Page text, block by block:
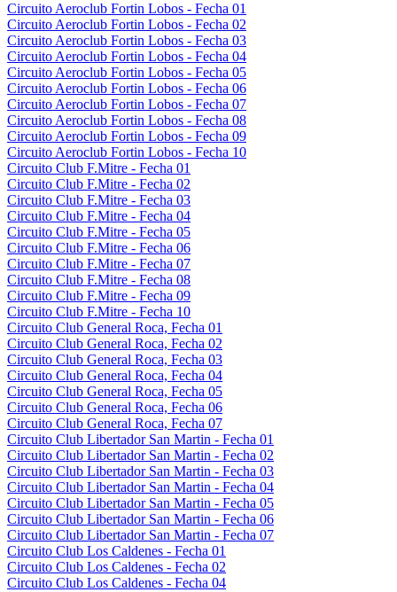
Circuito Aeroclub Fortin Lobos - Fecha 01
Circuito Aeroclub Fortin Lobos - Fecha 02
Circuito Aeroclub Fortin Lobos - Fecha 03
Circuito Aeroclub Fortin Lobos - Fecha 04
Circuito Aeroclub Fortin Lobos - Fecha 05
Circuito Aeroclub Fortin Lobos - Fecha 06
Circuito Aeroclub Fortin Lobos - Fecha 07
Circuito Aeroclub Fortin Lobos - Fecha 08
Circuito Aeroclub Fortin Lobos - Fecha 09
Circuito Aeroclub Fortin Lobos - Fecha 10
Circuito Club F.Mitre - Fecha 01
Circuito Club F.Mitre - Fecha 02
Circuito Club F.Mitre - Fecha 03
Circuito Club F.Mitre - Fecha 04
Circuito Club F.Mitre - Fecha 05
Circuito Club F.Mitre - Fecha 06
Circuito Club F.Mitre - Fecha 07
Circuito Club F.Mitre - Fecha 08
Circuito Club F.Mitre - Fecha 09
Circuito Club F.Mitre - Fecha 10
Circuito Club General Roca, Fecha 01
Circuito Club General Roca, Fecha 02
Circuito Club General Roca, Fecha 03
Circuito Club General Roca, Fecha 04
Circuito Club General Roca, Fecha 05
Circuito Club General Roca, Fecha 06
Circuito Club General Roca, Fecha 07
Circuito Club Libertador San Martin - Fecha 01
Circuito Club Libertador San Martin - Fecha 02
Circuito Club Libertador San Martin - Fecha 03
Circuito Club Libertador San Martin - Fecha 04
Circuito Club Libertador San Martin - Fecha 05
Circuito Club Libertador San Martin - Fecha 06
Circuito Club Libertador San Martin - Fecha 07
Circuito Club Los Caldenes - Fecha 01
Circuito Club Los Caldenes - Fecha 02
Circuito Club Los Caldenes - Fecha 04